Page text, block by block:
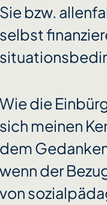
Sie bzw.
selbst
Wie die
sich meinen
dem
wenn der
von